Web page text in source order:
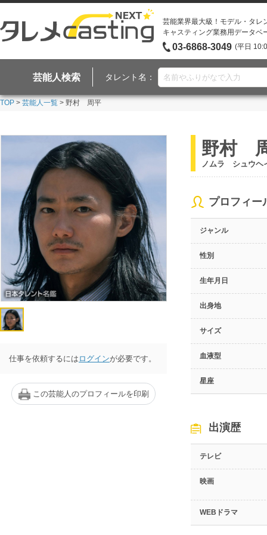
芸能業界最大級！モデル・タレ
キャスティング業務用データベ
03-6868-3049 (平日
芸能人検索 タレント名：
TOP > 芸能人一覧 > 野村 周平
仕事を依頼するには ログインが必要です。
この芸能人のプロフィールを印刷
野村
ノムラ シュウヘ
プロフィー
ジャンル
性別
生年月日
出身地
サイズ
血液型
星座
出演歴
テレビ
映画
WEBドラマ